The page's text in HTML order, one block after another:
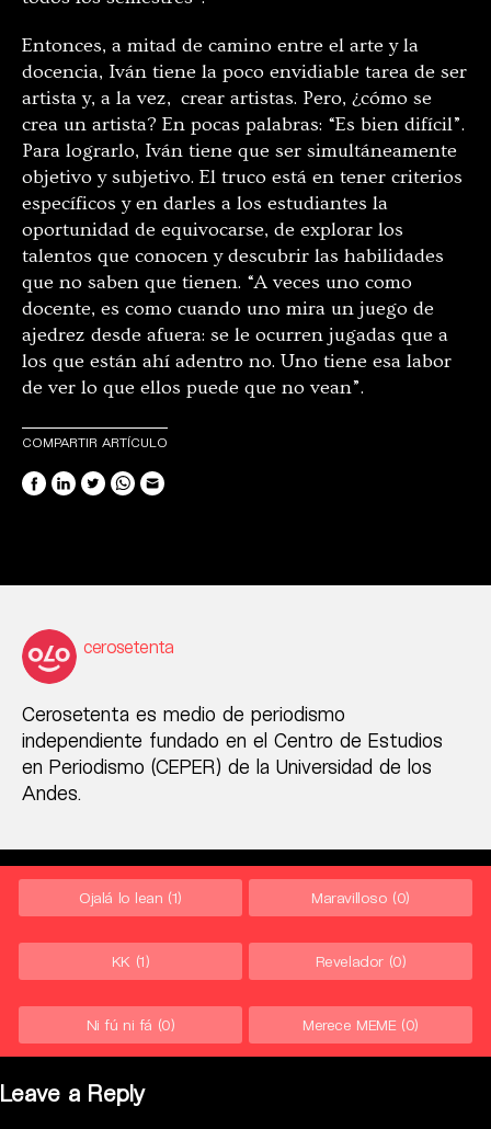
Entonces, a mitad de camino entre el arte y la
docencia, Iván tiene la poco envidiable tarea de ser
artista y, a la vez, crear artistas. Pero, ¿cómo se
crea un artista? En pocas palabras: “Es bien difícil”.
Para lograrlo, Iván tiene que ser simultáneamente
objetivo y subjetivo. El truco está en tener criterios
específicos y en darles a los estudiantes la
oportunidad de equivocarse, de explorar los
talentos que conocen y descubrir las habilidades
que no saben que tienen. “A veces uno como
docente, es como cuando uno mira un juego de
ajedrez desde afuera: se le ocurren jugadas que a
los que están ahí adentro no. Uno tiene esa labor
de ver lo que ellos puede que no vean”.
COMPARTIR ARTÍCULO
cerosetenta
Cerosetenta es medio de periodismo
independiente fundado en el Centro de Estudios
en Periodismo (CEPER) de la Universidad de los
Andes.
Ojalá lo lean (1) Maravilloso (0)
KK (1) Revelador (0)
Ni fú ni fá (0) Merece MEME (0)
Leave a Reply